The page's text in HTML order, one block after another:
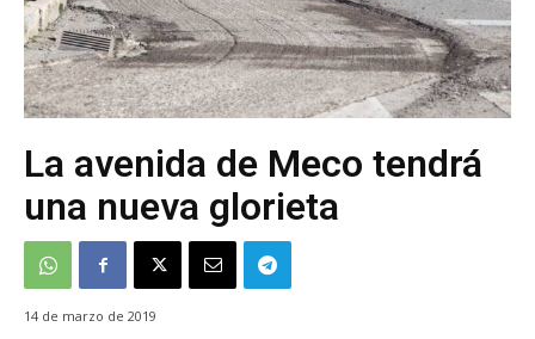
La avenida de Meco tendrá
una nueva glorieta
14 de marzo de 2019